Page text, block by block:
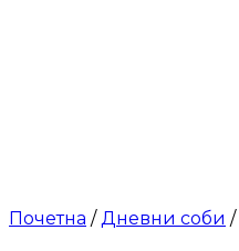
Почетна / Дневни соби /